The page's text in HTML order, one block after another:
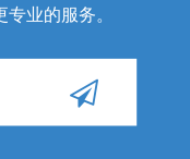
专业的服务。